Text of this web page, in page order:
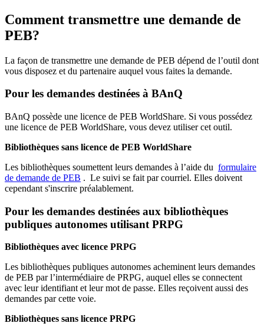
Comment transmettre une demande de
PEB?
La façon de transmettre une demande de PEB dépend de l’outil dont
vous disposez et du partenaire auquel vous faites la demande.
Pour les demandes destinées à BAnQ
BAnQ possède une licence de PEB WorldShare. Si vous possédez
une licence de PEB WorldShare, vous devez utiliser cet outil.
Bibliothèques sans licence de PEB WorldShare
Les bibliothèques soumettent leurs demandes à l’aide du formulaire
de demande de PEB . Le suivi se fait par courriel. Elles doivent
cependant s'inscrire préalablement.
Pour les demandes destinées aux bibliothèques
publiques autonomes utilisant PRPG
Bibliothèques avec licence PRPG
Les bibliothèques publiques autonomes acheminent leurs demandes
de PEB par l’intermédiaire de PRPG, auquel elles se connectent
avec leur identifiant et leur mot de passe. Elles reçoivent aussi des
demandes par cette voie.
Bibliothèques sans licence PRPG